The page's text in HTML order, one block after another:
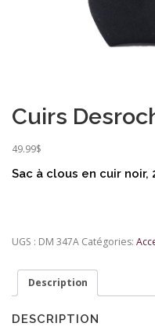
Cuirs
49.99$
Sac à clous en cuir
UGS : DM 347A Catégories:
Description
DESCRIPTION